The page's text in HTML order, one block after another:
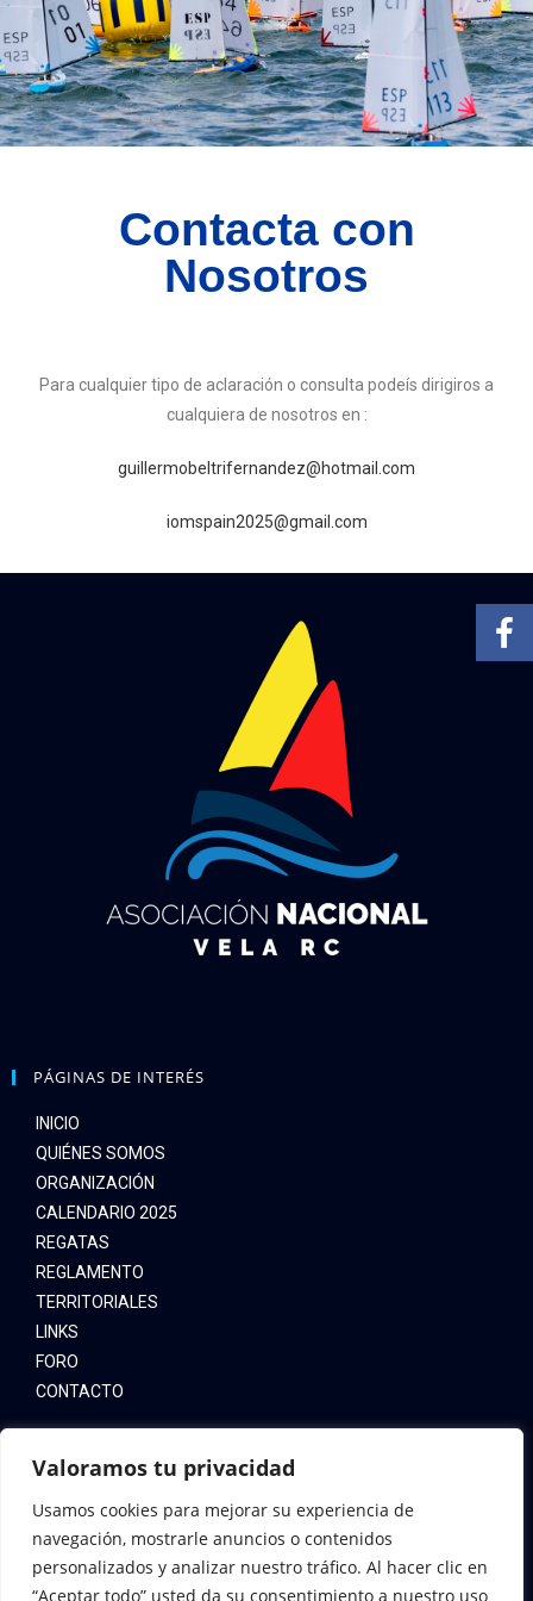
Valoramos tu privacidad
Usamos cookies para mejorar su experiencia de
navegación, mostrarle anuncios o contenidos
personalizados y analizar nuestro tráfico. Al hacer clic en
“Aceptar todo” usted da su consentimiento a nuestro uso
Contacta con
Nosotros
Para cualquier tipo de aclaración o consulta podeís dirigiros a
cualquiera de nosotros en :
guillermobeltrifernandez@hotmail.com
iomspain2025@gmail.com
PÁGINAS DE INTERÉS
INICIO
QUIÉNES SOMOS
ORGANIZACIÓN
CALENDARIO 2025
REGATAS
REGLAMENTO
TERRITORIALES
LINKS
FORO
CONTACTO
LEYES
AVISO LEGAL
POLÍTICA DE COOKIES
POLÍTICA DE PRIVACIDAD